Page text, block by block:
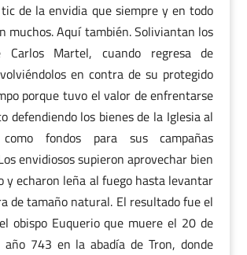
de la envidia que siempre y en todo
muchos. Aquí también. Soliviantan los
Carlos Martel, cuando regresa de
en contra de su protegido
porque tuvo el valor de enfrentarse
defendiendo los bienes de la Iglesia al
fondos para sus campañas
envidiosos supieron aprovechar bien
y echaron leña al fuego hasta levantar
de tamaño natural. El resultado fue el
obispo Euquerio que muere el 20 de
743 en la abadía de Tron, donde